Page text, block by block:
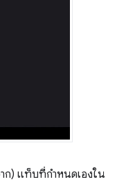
ก) แท็บที่กำหนดเองใน